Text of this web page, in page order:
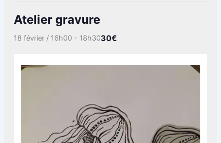
Atelier gravure
18 février / 16h00 - 18h3030€